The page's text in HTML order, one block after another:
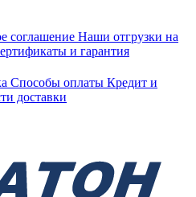
соглашение Наши отгрузки на
и гарантия
Способы оплаты Кредит и
доставки